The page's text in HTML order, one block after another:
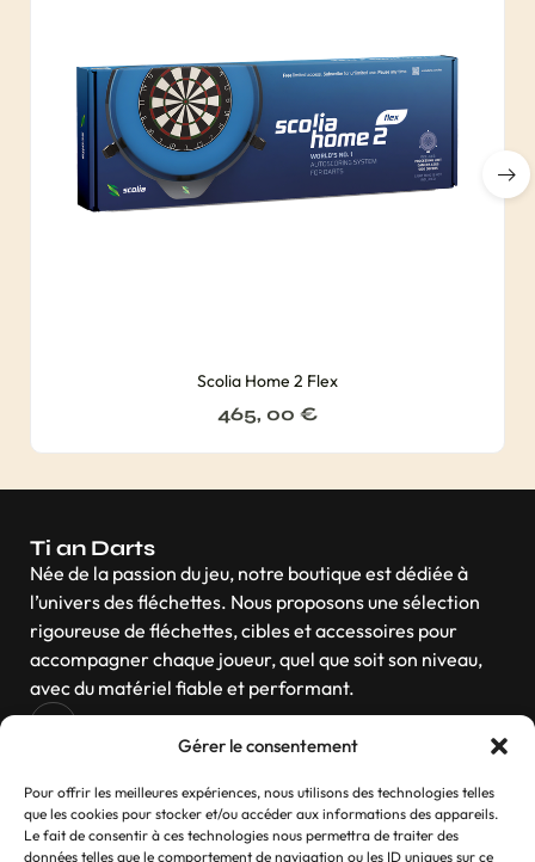
Gérer le consentement
Pour offrir les meilleures expériences, nous utilisons des technologies telles
que les cookies pour stocker et/ou accéder aux informations des appareils.
Le fait de consentir à ces technologies nous permettra de traiter des
données telles que le comportement de navigation ou les ID uniques sur ce
Scolia Home 2 Flex
465, 00 €
Ti an Darts
Née de la passion du jeu, notre boutique est dédiée à
l’univers des fléchettes. Nous proposons une sélection
rigoureuse de fléchettes, cibles et accessoires pour
accompagner chaque joueur, quel que soit son niveau,
avec du matériel fiable et performant.
Navigation